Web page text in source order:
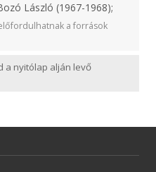
László (1967-1968);
a források
a nyitólap alján levő